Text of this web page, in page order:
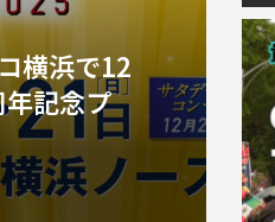
横浜で12
記念プ